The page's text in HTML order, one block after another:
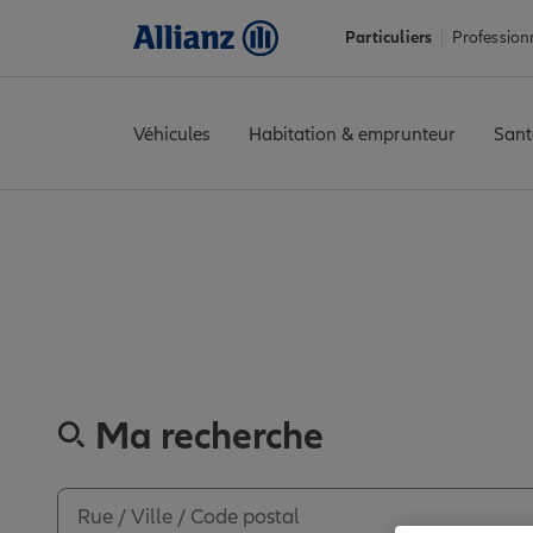
Particuliers
Véhicules Habitation & emprunteur
Ma recherche